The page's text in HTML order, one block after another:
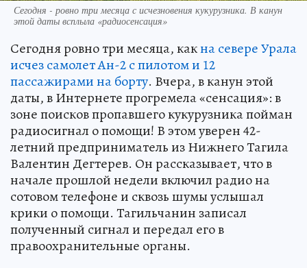
Сегодня - ровно три месяца с исчезновения кукурузника. В канун
этой даты всплыла «радиосенсация»
Сегодня ровно три месяца, какна севере Урала
исчез самолет Ан-2 с пилотом и 12
пассажирами на борту. Вчера, в канун этой
даты, в Интернете прогремела «сенсация»: в
зоне поисков пропавшего кукурузника пойман
радиосигнал о помощи! В этом уверен 42-
летний предприниматель из Нижнего Тагила
Валентин Дегтерев. Он рассказывает, что в
начале прошлой недели включил радио на
сотовом телефоне и сквозь шумы услышал
крики о помощи. Тагильчанин записал
полученный сигнал и передал его в
правоохранительные органы.